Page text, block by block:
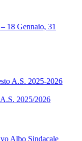
18 Gennaio, 31
A.S. 2025-2026
2025/2026
Albo Sindacale